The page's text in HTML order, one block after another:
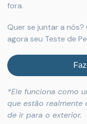
fora.
Quer se juntar a
agora seu Teste de
*Ele funciona como
que estão realmente
de ir para o exterior.